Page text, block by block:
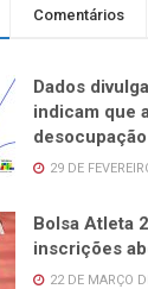
Comentários
Dados
indicam que
29 DE
Bolsa Atleta
inscrições
22 DE MARÇO